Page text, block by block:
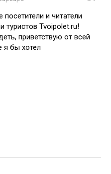
и читатели
туристов Tvoipolet.ru!
приветствую от всей
я бы хотел